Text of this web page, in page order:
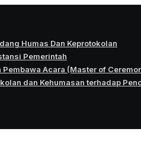
Humas Dan Keprotokolan
Pemerintah
Acara (Master of
dan Kehumasan terhadap